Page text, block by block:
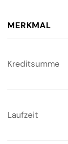
MERKMAL
Kreditsumme
Laufzeit